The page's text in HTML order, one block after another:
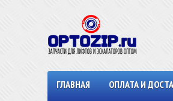
ГЛАВНАЯ ОПЛАТА И